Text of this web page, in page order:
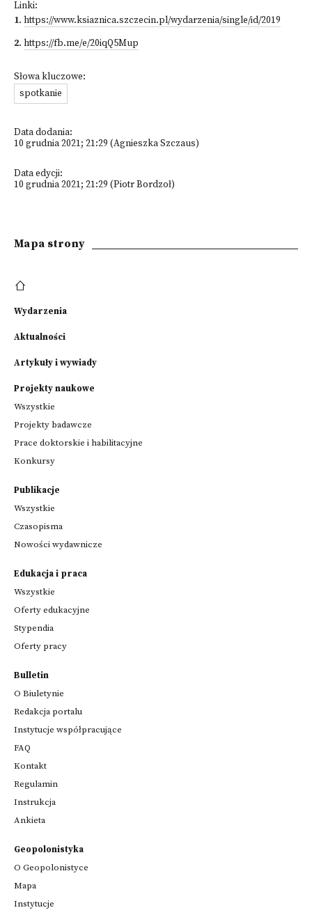
Linki:
1. https://www.ksiaznica.szczecin.pl/wydarzenia/single/id/2019
2. https://fb.me/e/20iqQ5Mup
Słowa kluczowe:
spotkanie
Data dodania:
10 grudnia 2021; 21:29 (Agnieszka Szczaus)
Data edycji:
10 grudnia 2021; 21:29 (Piotr Bordzoł)
Mapa strony
Wydarzenia
Aktualności
Artykuły i wywiady
Projekty naukowe
Wszystkie
Projekty badawcze
Prace doktorskie i habilitacyjne
Konkursy
Publikacje
Wszystkie
Czasopisma
Nowości wydawnicze
Edukacja i praca
Wszystkie
Oferty edukacyjne
Stypendia
Oferty pracy
Bulletin
O Biuletynie
Redakcja portalu
Instytucje współpracujące
FAQ
Kontakt
Regulamin
Instrukcja
Ankieta
Geopolonistyka
O Geopolonistyce
Mapa
Instytucje